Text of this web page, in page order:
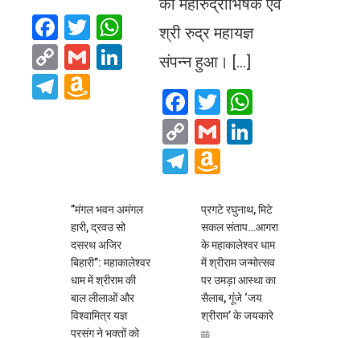
Facebook
TwitterWhatsApp
Copy
Link
GmailLinkedIn
Telegram
Amazon
का महारुद्राभिषेक एवं
श्री रुद्र महायज्ञ
संपन्न हुआ। […]
Facebook
Twitter
Copy
Link
Gmail
Telegram
List
​”मंगल भवन अमंगल
हारी, द्रवउ सो
दसरथ अजिर
बिहारी”: महाकालेश्वर
धाम में श्रीराम की
बाल लीलाओं और
विश्वामित्र यज्ञ
प्रसंग ने भक्तों को
प्रगटे रघुनाथ, मिटे
सकल संताप…आगरा
के महाकालेश्वर धाम
में श्रीराम जन्मोत्सव
पर उमड़ा आस्था का
सैलाब, गूंजे ‘जय
श्रीराम’ के जयकारे